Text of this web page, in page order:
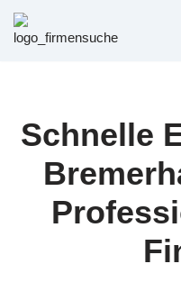
Zum
Schnelle